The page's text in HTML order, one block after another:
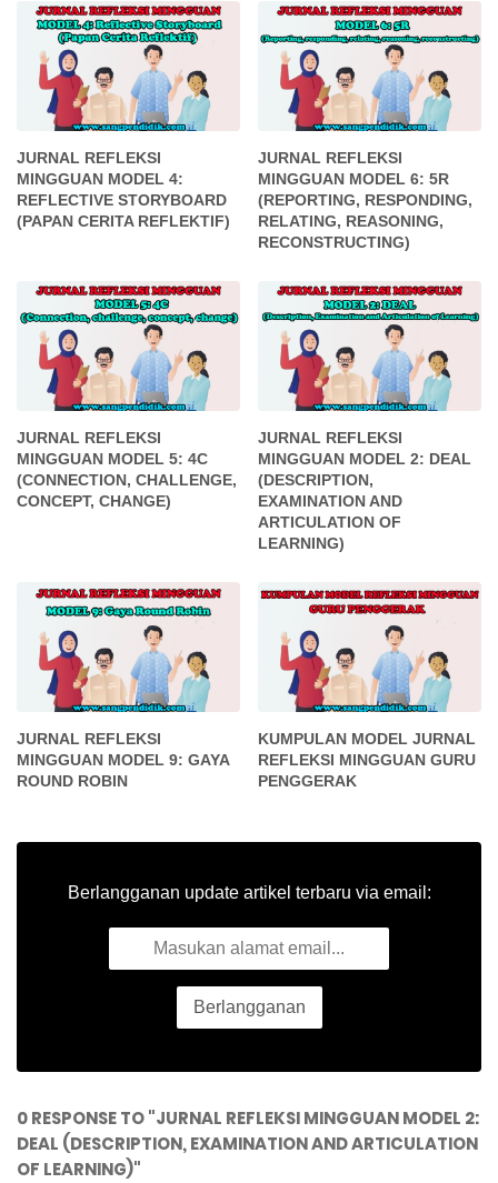
JURNAL REFLEKSI
MINGGUAN MODEL 4:
REFLECTIVE STORYBOARD
(PAPAN CERITA REFLEKTIF)
JURNAL REFLEKSI
MINGGUAN MODEL 6: 5R
(REPORTING, RESPONDING,
RELATING, REASONING,
RECONSTRUCTING)
JURNAL REFLEKSI
MINGGUAN MODEL 5: 4C
(CONNECTION, CHALLENGE,
CONCEPT, CHANGE)
JURNAL REFLEKSI
MINGGUAN MODEL 2: DEAL
(DESCRIPTION,
EXAMINATION AND
ARTICULATION OF
LEARNING)
JURNAL REFLEKSI
MINGGUAN MODEL 9: GAYA
ROUND ROBIN
KUMPULAN MODEL JURNAL
REFLEKSI MINGGUAN GURU
PENGGERAK
Berlangganan update artikel terbaru via email:
0 RESPONSE TO "JURNAL REFLEKSI MINGGUAN MODEL 2:
DEAL (DESCRIPTION, EXAMINATION AND ARTICULATION
OF LEARNING)"